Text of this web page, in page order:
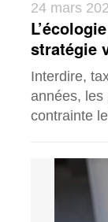
24 mars
stratégie
Interdire,
années, les
contrainte le